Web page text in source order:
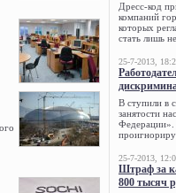
Дресс-код
компаний
которых
стать лишь
25-7-2013,
В ступили в
занятости
Федерации».
25-7-2013,
Штраф за
800 тысяч